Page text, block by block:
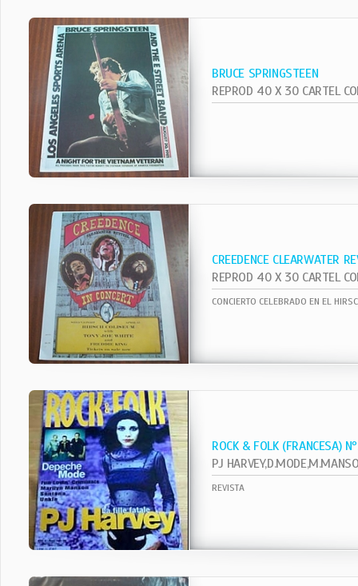
BRUCE SPRINGSTEEN
CREEDENCE CLEARWATER
CONCIERTO CELEBRADO EN EL
ROCK & FOLK (FRANCESA)
REVISTA